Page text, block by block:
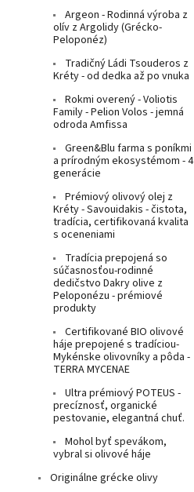
Argeon - Rodinná výroba z
olív z Argolidy (Grécko-
Peloponéz)
Tradičný Ládi Tsouderos z
Kréty - od dedka až po vnuka
Rokmi overený - Voliotis
Family - Pelion Volos - jemná
odroda Amfissa
Green&Blu farma s poníkmi
a prírodným ekosystémom - 4
generácie
Prémiový olivový olej z
Kréty - Savouidakis - čistota,
tradícia, certifikovaná kvalita
s oceneniami
Tradícia prepojená so
súčasnosťou-rodinné
dedičstvo Dakry olive z
Peloponézu - prémiové
produkty
Certifikované BIO olivové
háje prepojené s tradíciou-
Mykénske olivovníky a pôda -
TERRA MYCENAE
Ultra prémiový POTEUS -
precíznosť, organické
pestovanie, elegantná chuť.
Mohol byť spevákom,
vybral si olivové háje
Originálne grécke olivy